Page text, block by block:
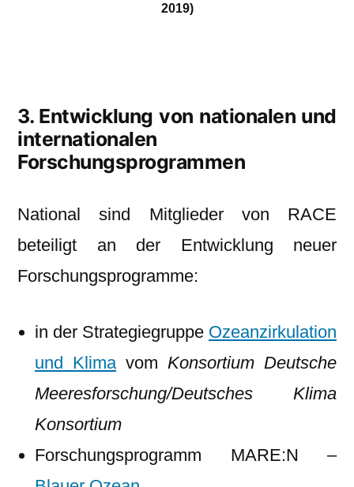
2019)
3. Entwicklung von nationalen und
internationalen
Forschungsprogrammen
National sind Mitglieder von RACE
beteiligt an der Entwicklung neuer
Forschungsprogramme:
in der Strategiegruppe Ozeanzirkulation
und Klima vom Konsortium Deutsche
Meeresforschung/Deutsches Klima
Konsortium
Forschungsprogramm MARE:N –